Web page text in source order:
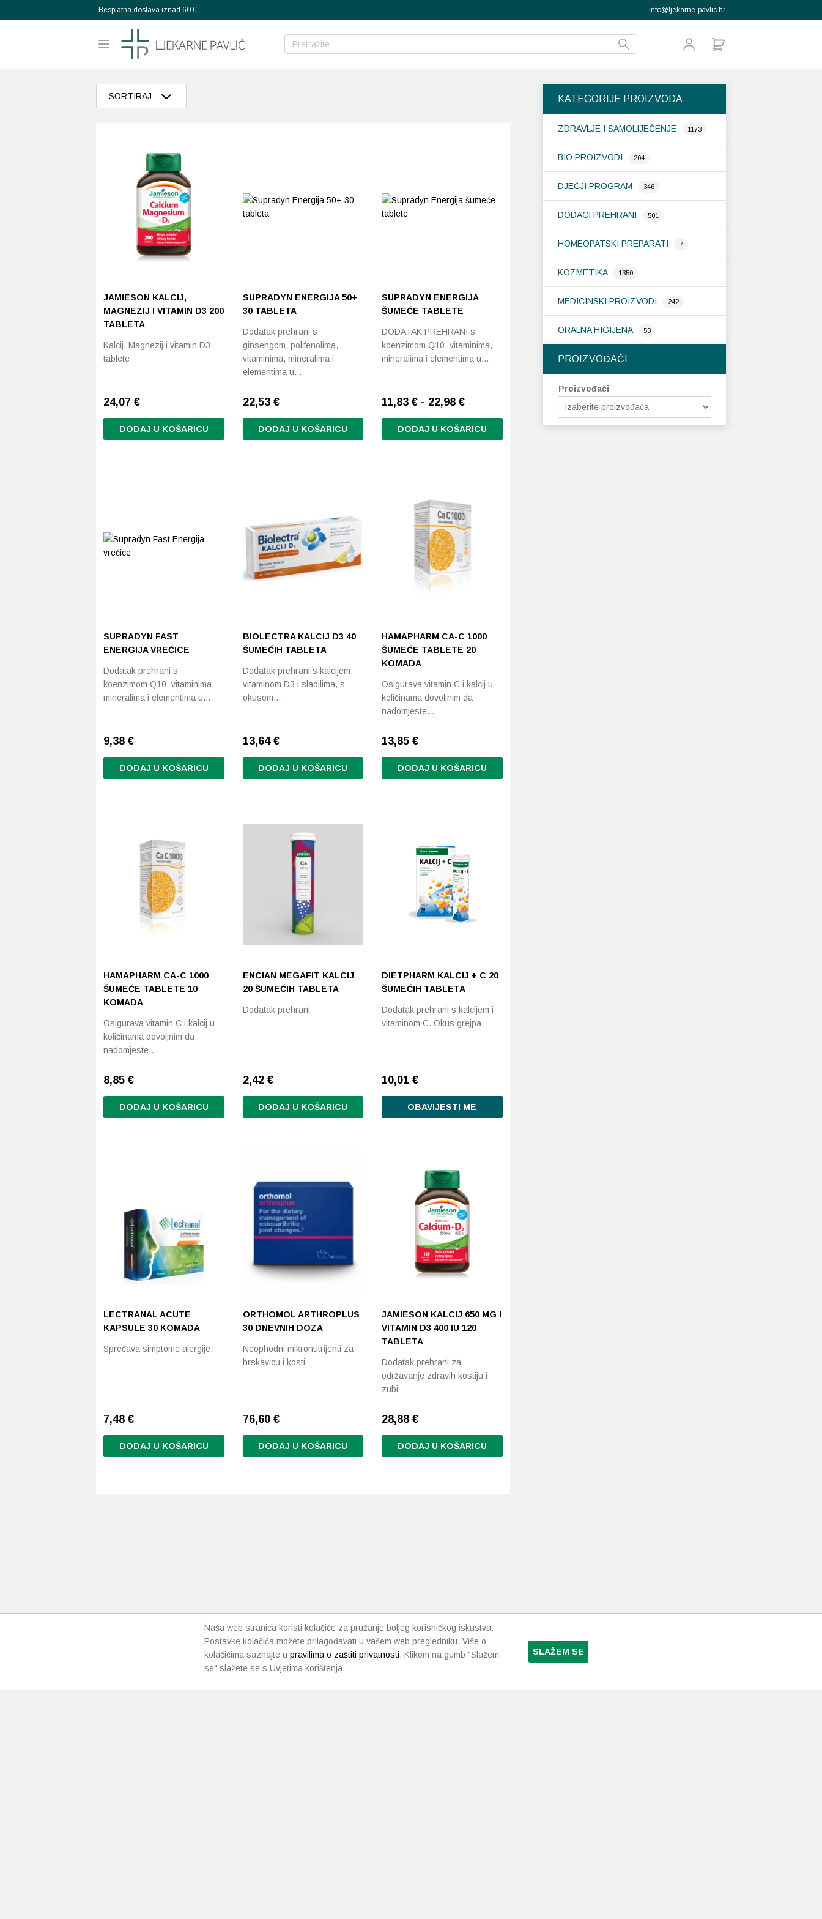
Besplatna dostava iznad 60 € info@ljekarne-pavlic.hr
KATEGORIJE PROIZVODA
ZDRAVLJE I SAMOLIJEČENJE 1173
BIO PROIZVODI 204
DJEČJI PROGRAM 346
DODACI PREHRANI 501
HOMEOPATSKI PREPARATI 7
KOZMETIKA 1350
MEDICINSKI PROIZVODI 242
ORALNA HIGIJENA 53
PROIZVOĐAČI
Proizvođači
SORTIRAJ
Razvrstaj po prosječnoj ocjeni
Poredaj od zadnjeg
Razvrstaj po cijeni: manje do veće
Razvrstaj po cijeni: veće do manje
Poredaj po abecedi: A-Z
JAMIESON KALCIJ,
MAGNEZIJ I VITAMIN D3 200
TABLETA
Kalcij, Magnezij i vitamin D3
tablete
24,07 €
DODAJ U KOŠARICU
SUPRADYN ENERGIJA 50+
30 TABLETA
Dodatak prehrani s
ginsengom, polifenolima,
vitaminima, mineralima i
elementima u…
22,53 €
DODAJ U KOŠARICU
SUPRADYN ENERGIJA
ŠUMEĆE TABLETE
DODATAK PREHRANI s
koenzimom Q10, vitaminima,
mineralima i elementima u…
11,83 € - 22,98 €
DODAJ U KOŠARICU
SUPRADYN FAST
ENERGIJA VREĆICE
Dodatak prehrani s
koenzimom Q10, vitaminima,
mineralima i elementima u…
9,38 €
DODAJ U KOŠARICU
BIOLECTRA KALCIJ D3 40
ŠUMEĆIH TABLETA
Dodatak prehrani s kalcijem,
vitaminom D3 i sladilima, s
okusom…
13,64 €
DODAJ U KOŠARICU
HAMAPHARM CA-C 1000
ŠUMEĆE TABLETE 20
KOMADA
Osigurava vitamin C i kalcij u
količinama dovoljnim da
nadomjeste…
13,85€
DODAJ U KOŠARICU
HAMAPHARM CA-C 1000
ŠUMEĆE TABLETE 10
KOMADA
Osigurava vitamin C i kalcij u
količinama dovoljnim da
nadomjeste…
8,85 €
DODAJ U KOŠARICU
ENCIAN MEGAFIT KALCIJ
20 ŠUMEĆIH TABLETA
Dodatak prehrani
2,42 €
DODAJ U KOŠARICU
DIETPHARM KALCIJ + C 20
ŠUMEĆIH TABLETA
Dodatak prehrani s kalcijem i
vitaminom C. Okus grejpa
10,01€
OBAVIJESTI ME
LECTRANAL ACUTE
KAPSULE 30 KOMADA
Sprečava simptome alergije.
7,48 €
DODAJ U KOŠARICU
ORTHOMOL ARTHROPLUS
30 DNEVNIH DOZA
Neophodni mikronutrijenti za
hrskavicu i kosti
76,60 €
DODAJ U KOŠARICU
JAMIESON KALCIJ 650 MG I
VITAMIN D3 400 IU 120
TABLETA
Dodatak prehrani za
održavanje zdravih kostiju i
zubi
28,88€
DODAJ U KOŠARICU
Naša web stranica koristi kolačiće za pružanje boljeg korisničkog iskustva.
Postavke kolačića možete prilagođavati u vašem web pregledniku. Više o
kolačićima saznajte u pravilima o zaštiti privatnosti. Klikom na gumb "Slažem
se" slažete se s Uvjetima korištenja.
SLAŽEM SE